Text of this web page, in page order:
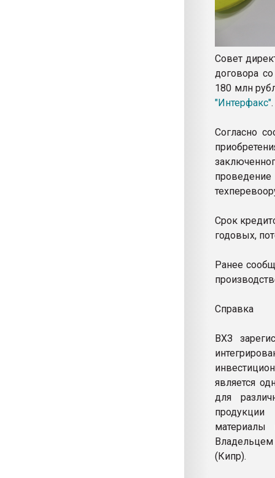
Совет
договора
180 млн
"Интерфакс".
Согласно
Срок
годовых,
Ранее
Справка
ВХЗ
является
для
продукции
(Кипр).